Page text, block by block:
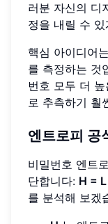
러분 자신의 디
정을 내릴 수
핵심 아이디어
를 측정하는 것
번호 모두 더
로 추측하기 훨
엔트로피 공
비밀번호 엔트
단합니다: H =
를 분석해 보겠